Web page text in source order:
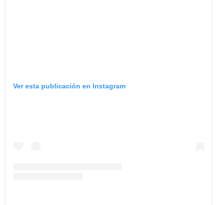
Ver esta publicación en Instagram